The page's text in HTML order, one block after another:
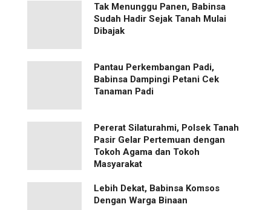
Tak Menunggu Panen, Babinsa
Sudah Hadir Sejak Tanah Mulai
Dibajak
Pantau Perkembangan Padi,
Babinsa Dampingi Petani Cek
Tanaman Padi
Pererat Silaturahmi, Polsek Tanah
Pasir Gelar Pertemuan dengan
Tokoh Agama dan Tokoh
Masyarakat
Lebih Dekat, Babinsa Komsos
Dengan Warga Binaan